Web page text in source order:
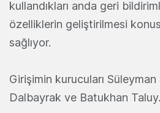
kullandıkları anda geri
özelliklerin geliştirilmesi
sağlıyor.
Girişimin kurucuları
Dalbayrak ve Batukhan Taluy.